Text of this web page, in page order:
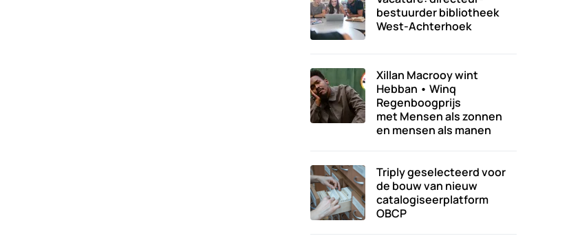
bestuurder bibliotheek
West-Achterhoek
Xillan Macrooy wint
Hebban • Winq
Regenboogprijs
met Mensen als zonnen
en mensen als manen
Triply geselecteerd voor
de bouw van nieuw
catalogiseerplatform
OBCP